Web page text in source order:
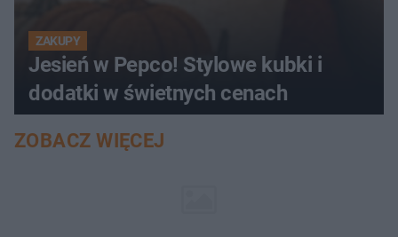
ZAKUPY
Jesień w Pepco! Stylowe kubki i
dodatki w świetnych cenach
ZOBACZ WIĘCEJ